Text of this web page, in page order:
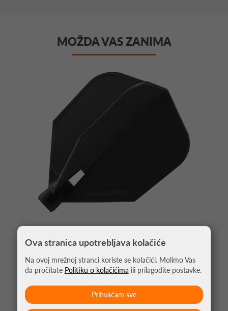
MOŽDA VAS ZANIMA
PIKADO PERA CLIC CRNA
4,95 €
Ova stranica upotrebljava kolačiće
Na ovoj mrežnoj stranci koriste se kolačići. Molimo Vas
da pročitate Politiku o kolačićima ili prilagodite postavke.
Prihvaćam sve